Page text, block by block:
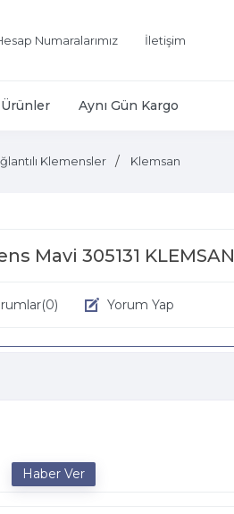
Numaralarımız İletişim
Aynı Gün Kargo
Klemensler Klemsan
Mavi 305131 KLEMSAN
(0) Yorum Yap